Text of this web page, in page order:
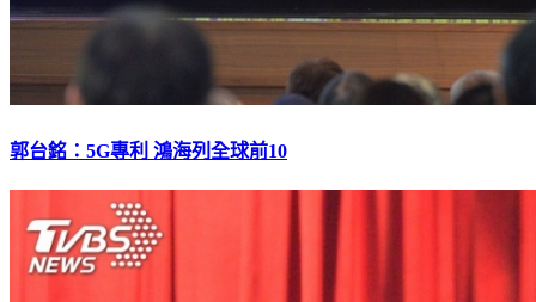
郭台銘：5G專利 鴻海列全球前10